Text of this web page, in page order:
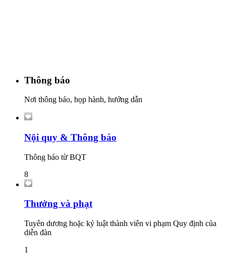
Thông báo
Nơi thông báo, họp hành, hướng dẫn
Nội quy & Thông báo
Thông báo từ BQT
8
Thưởng và phạt
Tuyên dương hoặc kỷ luật thành viên vi phạm Quy định của
diễn đàn
1